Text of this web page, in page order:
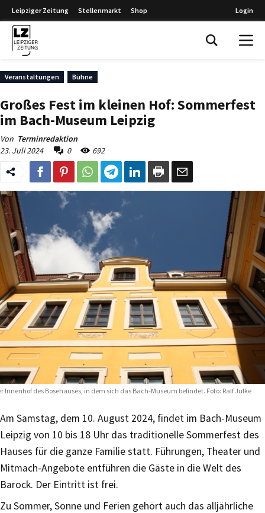
Leipziger Zeitung Stellenmarkt Shop Login
Veranstaltungen Bühne
Großes Fest im kleinen Hof: Sommerfest
im Bach-Museum Leipzig
Von Terminredaktion
23. Juli 2024
0 692
Innenhof des Bosehauses, in dem sich das Bach-Museum befindet. Foto: Ralf Julke
Am Samstag, dem 10. August 2024, findet im Bach-Museum
Leipzig von 10 bis 18 Uhr das traditionelle Sommerfest des
Hauses für die ganze Familie statt. Führungen, Theater und
Mitmach-Angebote entführen die Gäste in die Welt des
Barock. Der Eintritt ist frei.
Zu Sommer, Sonne und Ferien gehört auch das alljährliche